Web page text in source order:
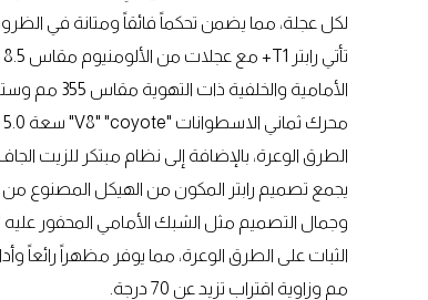
لكل عجلة، مما يضمن تحكماً فائقاً ومتانة في
الأمامية والخلفية ذات التهوية مقاس 355 مم وستة مكابس أحادية، وتتمتع سيارة فورد رابتر T1+ بقدرة نقل تصل إلى 350 مم.
الطرق الوعرة، بالإضافة إلى نظام مبتكر للزيت
مم وزاوية اقتراب تزيد عن 70 درجة.